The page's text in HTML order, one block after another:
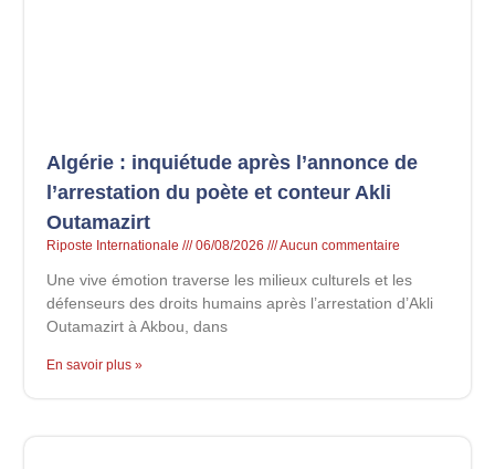
Algérie : inquiétude après l’annonce de
l’arrestation du poète et conteur Akli
Outamazirt
Riposte Internationale 06/08/2026 Aucun commentaire
Une vive émotion traverse les milieux culturels et les
défenseurs des droits humains après l’arrestation d’Akli
Outamazirt à Akbou, dans
En savoir plus »